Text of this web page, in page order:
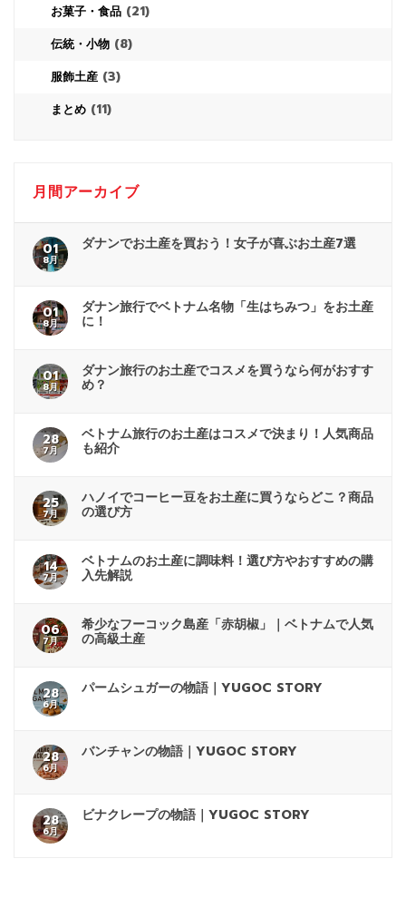
お菓子・食品 (21)
伝統・小物 (8)
服飾土産 (3)
まとめ (11)
月間アーカイブ
01
8月
ダナンでお土産を買おう！女子が喜ぶお土産7選
01
8月
ダナン旅行でベトナム名物「生はちみつ」をお土産
に！
01
8月
ダナン旅行のお土産でコスメを買うなら何がおすす
め？
28
7月
ベトナム旅行のお土産はコスメで決まり！人気商品
も紹介
25
7月
ハノイでコーヒー豆をお土産に買うならどこ？商品
の選び方
14
7月
ベトナムのお土産に調味料！選び方やおすすめの購
入先解説
06
7月
希少なフーコック島産「赤胡椒」｜ベトナムで人気
の高級土産
28
6月
パームシュガーの物語｜YUGOC STORY
28
6月
バンチャンの物語｜YUGOC STORY
28
6月
ビナクレープの物語｜YUGOC STORY